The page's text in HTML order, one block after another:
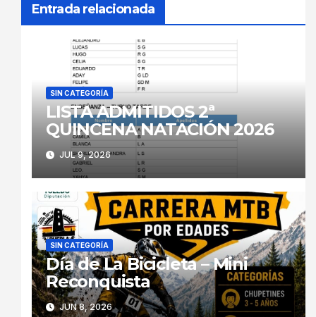
Entrada relacionada
SIN CATEGORÍA
LISTA ADMITIDOS 2ª
QUINCENA NATACIÓN 2026
JUL 9, 2026
SIN CATEGORÍA
Día de La Bicicleta – Mini
Reconquista
JUN 8, 2026